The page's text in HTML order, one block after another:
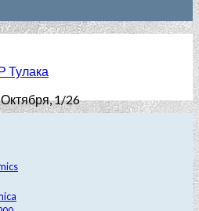
Тулака
1/26